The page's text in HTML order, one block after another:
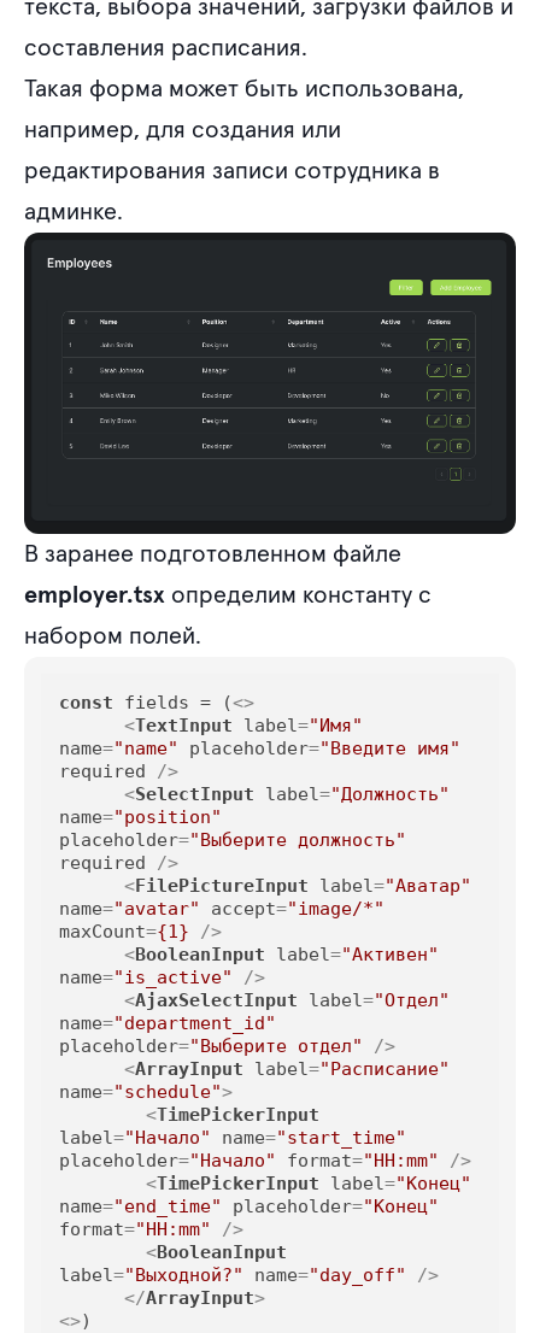
текста, выбора значений, загрузки файлов и
составления расписания.
Такая форма может быть использована,
например, для создания или
редактирования записи сотрудника в
админке.
В заранее подготовленном файле
employer.tsx определим константу с
набором полей.
const fields = (<>
<TextInput label="Имя"
name="name" placeholder="Введите имя"
required />
<SelectInput label="Должность"
name="position"
placeholder="Выберите должность"
required />
<FilePictureInput label="Аватар"
name="avatar" accept="image/*"
maxCount={1} />
<BooleanInput label="Активен"
name="is_active"
/>
<AjaxSelectInput label="Отдел"
name="department_id"
placeholder="Выберите отдел"
/>
<ArrayInput label="Расписание"
name="schedule">
<TimePickerInput
label="Начало" name="start_time"
placeholder="Начало" format="HH:mm"
/>
<TimePickerInput label="Конец"
name="end_time" placeholder="Конец"
format="HH:mm"
/>
<BooleanInput
label="Выходной?" name="day_off"
/>
</ArrayInput>
<>)